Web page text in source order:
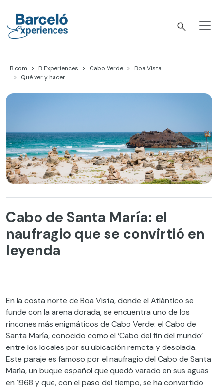
content
B.com B Experiences Cabo Verde
Boa Vista
Qué ver y hacer
Cabo de Santa María: el
naufragio que se convirtió en
leyenda
En la costa norte de Boa Vista, donde el Atlántico se
funde con la arena dorada, se encuentra uno de los
rincones más enigmáticos de Cabo Verde: el Cabo de
Santa María, conocido como el ‘Cabo del fin del mundo’
entre los locales por su ubicación remota y desolada.
Este paraje es famoso por el naufragio del Cabo de Santa
María, un buque español que quedó varado en sus aguas
en 1968 y que, con el paso del tiempo, se ha convertido